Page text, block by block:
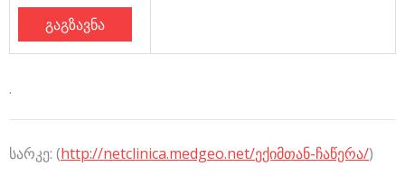
.
სარკე: (http://netclinica.medgeo.net/ექიმთან-ჩაწერა/)